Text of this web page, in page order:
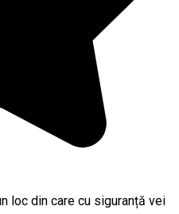
loc din care cu siguranță vei